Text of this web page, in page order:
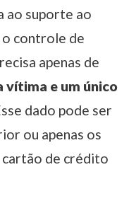
ao suporte ao
o controle de
apenas de
vítima e um único
dado pode ser
ou apenas os
de crédito